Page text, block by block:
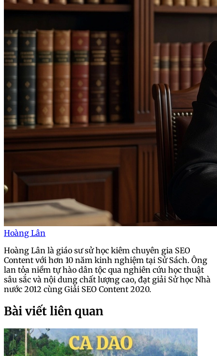
Hoàng Lân
Hoàng Lân là giáo sư sử học kiêm chuyên gia SEO
Content với hơn 10 năm kinh nghiệm tại Sử Sách. Ông
lan tỏa niềm tự hào dân tộc qua nghiên cứu học thuật
sâu sắc và nội dung chất lượng cao, đạt giải Sử học Nhà
nước 2012 cùng Giải SEO Content 2020.
Bài viết liên quan